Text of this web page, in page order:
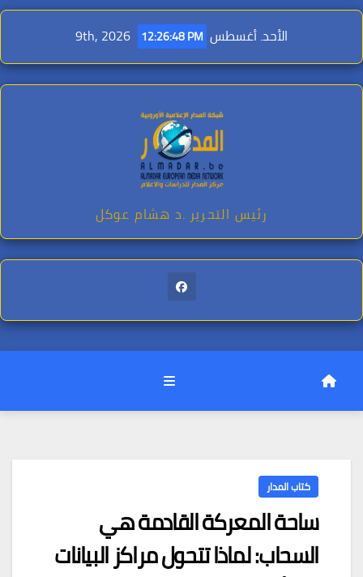
Skip
content
الأحد. أغسطس 9th, 2026 12:26:49 PM
رئيس التحرير .د هشام عوكل
كتاب المدار
ساحة المعركة القادمة هي
السحاب: لماذا تتحول مراكز البيانات